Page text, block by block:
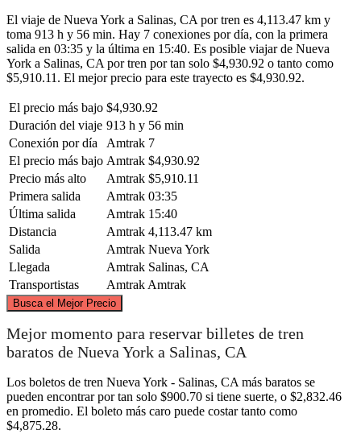
El viaje de Nueva York a Salinas, CA por tren es 4,113.47 km y
toma 913 h y 56 min. Hay 7 conexiones por día, con la primera
salida en 03:35 y la última en 15:40. Es posible viajar de Nueva
York a Salinas, CA por tren por tan solo $4,930.92 o tanto como
$5,910.11. El mejor precio para este trayecto es $4,930.92.
El precio más bajo $4,930.92
Duración del viaje 913 h y 56 min
Conexión por día
Amtrak 7
El precio más bajo Amtrak $4,930.92
Precio más alto
Amtrak $5,910.11
Primera salida
Amtrak 03:35
Última salida
Amtrak 15:40
Distancia
Amtrak 4,113.47 km
Salida
Amtrak Nueva York
Llegada
Amtrak Salinas, CA
Transportistas
Amtrak Amtrak
Busca el Mejor Precio
New York, NY
Salinas, CA
©
Mejor momento para reservar billetes de tren
baratos de Nueva York a Salinas, CA
Los boletos de tren Nueva York - Salinas, CA más baratos se
pueden encontrar por tan solo $900.70 si tiene suerte, o $2,832.46
en promedio. El boleto más caro puede costar tanto como
$4,875.28.